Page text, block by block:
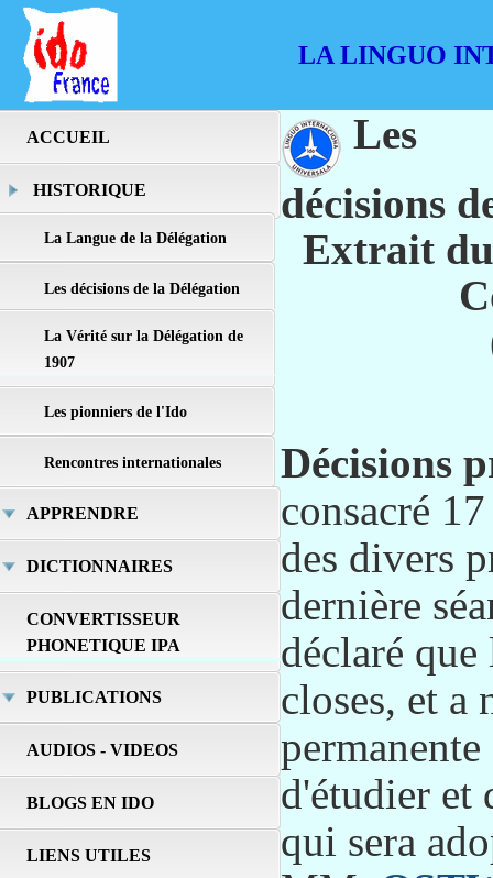
LA LINGUO
ACCUEIL
HISTORIQUE
La Langue de la Délégation
Les décisions de la Délégation
La Vérité sur la Délégation de
1907
Les pionniers de l'Ido
Rencontres internationales
APPRENDRE
DICTIONNAIRES
CONVERTISSEUR
PHONETIQUE IPA
PUBLICATIONS
AUDIOS - VIDEOS
BLOGS EN IDO
LIENS UTILES
Les
décisions
Extrait
Décisions
consacré
des divers
dernière
déclaré
closes, et a
d'étudier et
qui sera